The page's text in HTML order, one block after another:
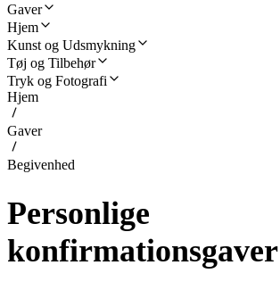
Gaver
Hjem
Kunst og Udsmykning
Tøj og Tilbehør
Tryk og Fotografi
Hjem
Gaver
Begivenhed
Personlige
konfirmationsgaver